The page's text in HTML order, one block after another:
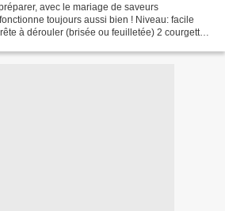
avec le mariage de saveurs
toujours aussi bien ! Niveau: facile
à dérouler (brisée ou feuilletée) 2 courgettes